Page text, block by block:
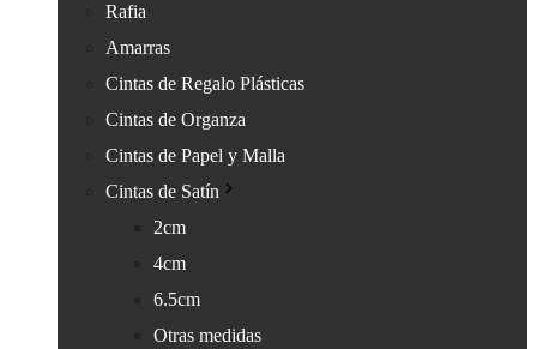
Rafia
Amarras
Cintas de Regalo Plásticas
Cintas de Organza
Cintas de Papel y Malla
Cintas de Satín
2cm
4cm
6.5cm
Otras medidas